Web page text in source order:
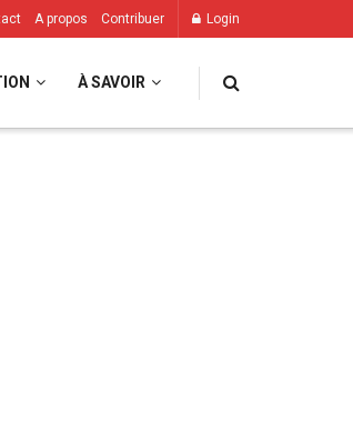
A propos Contribuer Login
À SAVOIR